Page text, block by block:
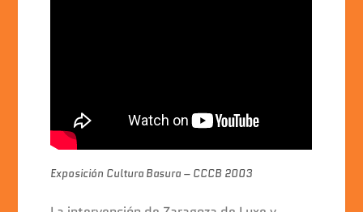
Exposición Cultura Basura – CCCB 2003